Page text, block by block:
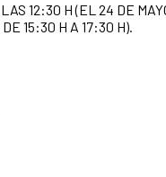
12:30 H (EL 24 DE
15:30 H A 17:30 H).